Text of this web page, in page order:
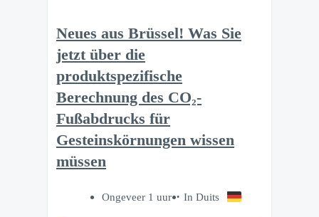
Neues aus Brüssel! Was Sie
jetzt über die
produktspezifische
Berechnung des CO₂-
Fußabdrucks für
Gesteinskörnungen wissen
müssen
Ongeveer 1 uur In Duits